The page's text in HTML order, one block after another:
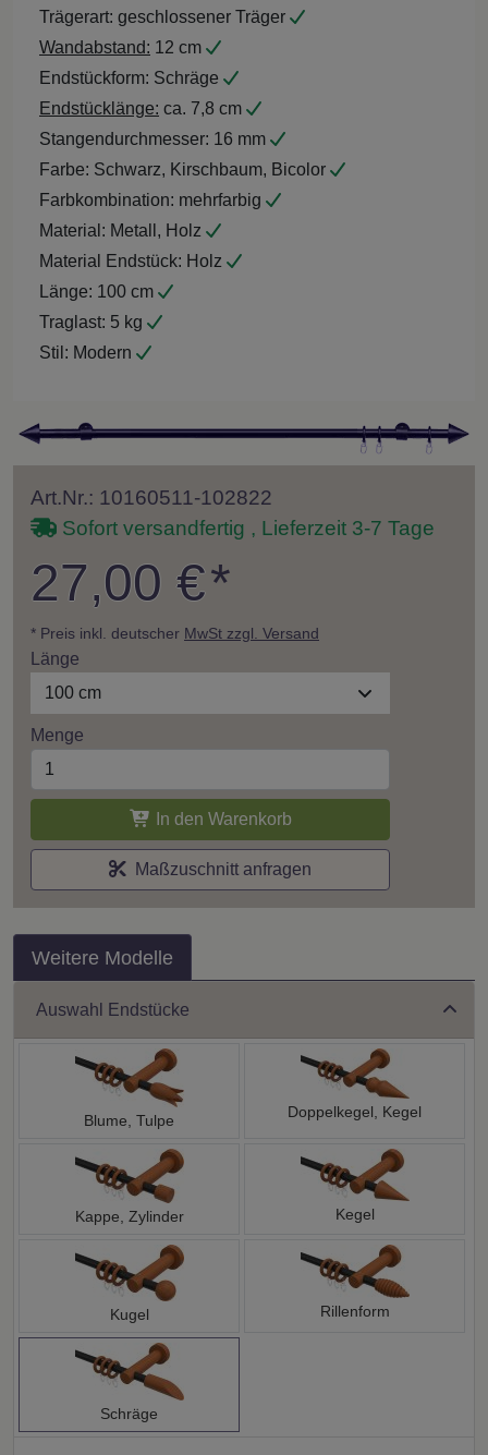
Trägerart: geschlossener Träger
Wandabstand: 12 cm
Endstückform: Schräge
Endstücklänge: ca. 7,8 cm
Stangendurchmesser: 16 mm
Farbe: Schwarz, Kirschbaum, Bicolor
Farbkombination: mehrfarbig
Material: Metall, Holz
Material Endstück: Holz
Länge: 100 cm
Traglast: 5 kg
Stil: Modern
Art.Nr.: 10160511-102822
Sofort versandfertig , Lieferzeit 3-7 Tage
27,00 €*
* Preis inkl. deutscher MwSt zzgl. Versand
Länge
100 cm
Menge
In den Warenkorb
Maßzuschnitt anfragen
Weitere Modelle
Auswahl Endstücke
Blume, Tulpe Doppelkegel, Kegel
Kappe, Zylinder Kegel
Kugel Rillenform
Schräge